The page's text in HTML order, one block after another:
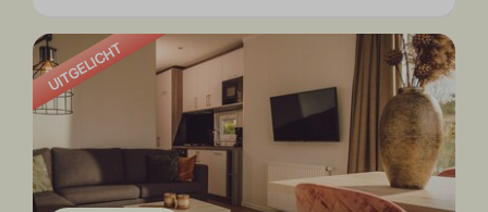
UITGELICHT